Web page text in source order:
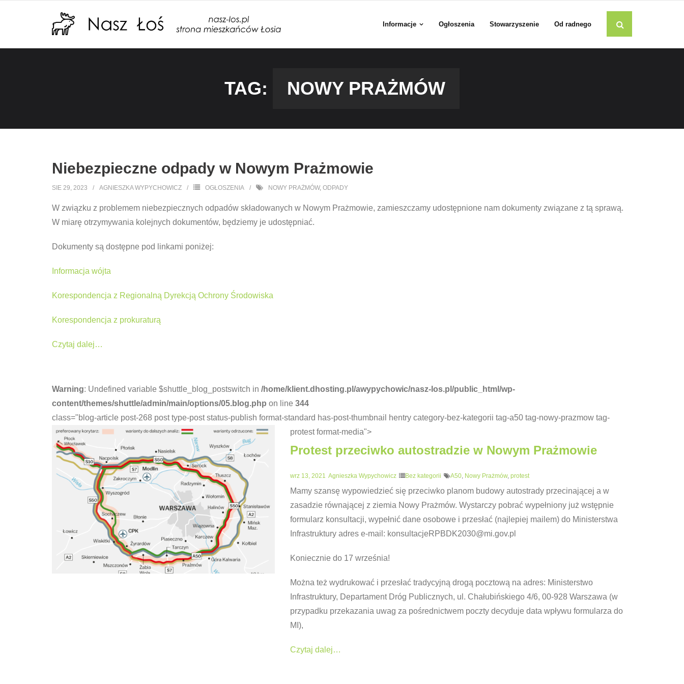
Informacje Ogłoszenia Stowarzyszenie Od radnego
TAG: NOWY PRAŻMÓW
Niebezpieczne odpady w Nowym Prażmowie
SIE 29, 2023 AGNIESZKA WYPYCHOWICZ OGŁOSZENIA NOWY PRAŻMÓW, ODPADY
W związku z problemem niebezpiecznych odpadów składowanych w Nowym Prażmowie, zamieszczamy udostępnione nam dokumenty związane z tą sprawą.
W miarę otrzymywania kolejnych dokumentów, będziemy je udostępniać.
Dokumenty są dostępne pod linkami poniżej:
Informacja wójta
Korespondencja z Regionalną Dyrekcją Ochrony Środowiska
Korespondencja z prokuraturą
Czytaj dalej…
Warning: Undefined variable $shuttle_blog_postswitch in /home/klient.dhosting.pl/awypychowic/nasz-los.pl/public_html/wp-
content/themes/shuttle/admin/main/options/05.blog.php on line 344
class="blog-article post-268 post type-post status-publish format-standard has-post-thumbnail hentry category-bez-kategorii tag-a50 tag-nowy-prazmow tag-
protest format-media">
Protest przeciwko autostradzie w Nowym Prażmowie
wrz 13, 2021 Agnieszka Wypychowicz Bez kategorii A50, Nowy Prażmów, protest
Mamy szansę wypowiedzieć się przeciwko planom budowy autostrady przecinającej a w
zasadzie równającej z ziemia Nowy Prażmów. Wystarczy pobrać wypełniony już wstępnie
formularz konsultacji, wypełnić dane osobowe i przesłać (najlepiej mailem) do Ministerstwa
Infrastruktury adres e-mail: konsultacjeRPBDK2030@mi.gov.pl
Koniecznie do 17 września!
Można też wydrukować i przesłać tradycyjną drogą pocztową na adres: Ministerstwo
Infrastruktury, Departament Dróg Publicznych, ul. Chałubińskiego 4/6, 00-928 Warszawa (w
przypadku przekazania uwag za pośrednictwem poczty decyduje data wpływu formularza do
MI),
Czytaj dalej…